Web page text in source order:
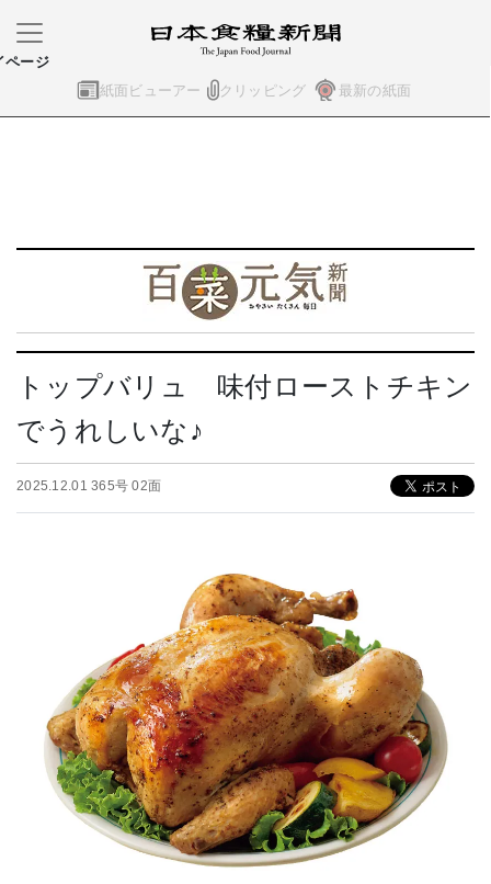
紙面ビューアー クリッピング 最新の紙面
ページ
トップバリュ 味付ローストチキン
でうれしいな♪
2025.12.01 365号 02面